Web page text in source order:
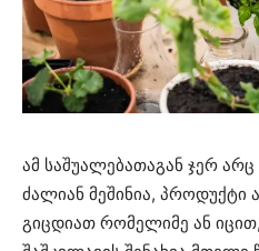
ამ საშუალებათაგან ჯერ
ძალიან მეშინია, პროდუქტი
გიცდიათ რომელიმე ან